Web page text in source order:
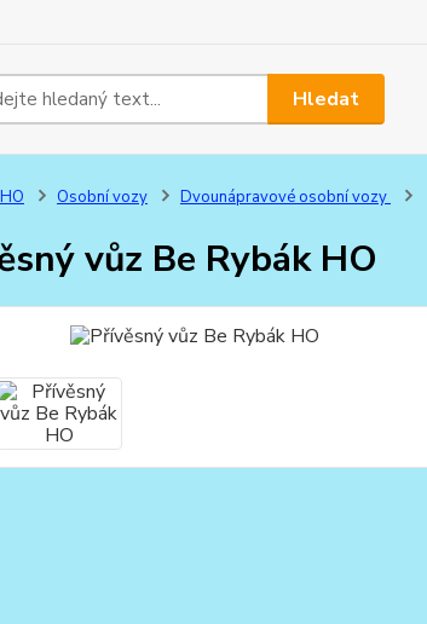
Hledat
HO Osobní vozy Dvounápravové osobní vozy
vůz Be Rybák HO